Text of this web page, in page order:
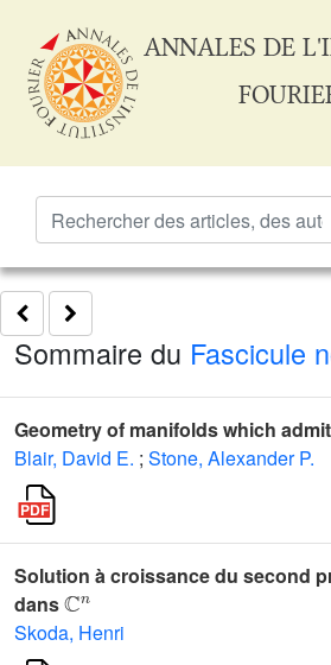
ANNALES DE
Sommaire du Fascicule
Geometry of manifolds which
Blair, David E. ; Stone, Alexander P.
Solution à croissance du second
dans
ℂn
Skoda, Henri